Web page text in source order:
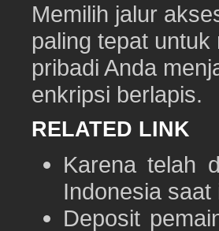
Memilih jalur
paling tepat
pribadi Anda
enkripsi berlapis.
RELATED LINK
Karena telah
Indonesia saat
Deposit